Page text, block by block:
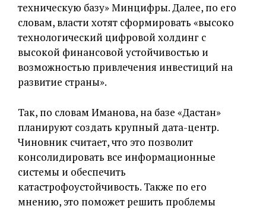
техническую базу» Минцифры. Далее, по его
словам, власти хотят сформировать «высоко
технологический цифровой холдинг с
высокой финансовой устойчивостью и
возможностью привлечения инвестиций на
развитие страны».
Так, по словам Иманова, на базе «Дастан»
планируют создать крупный дата-центр.
Чиновник считает, что это позволит
консолидировать все информационные
системы и обеспечить
катастрофоустойчивость. Также по его
мнению, это поможет решить проблемы